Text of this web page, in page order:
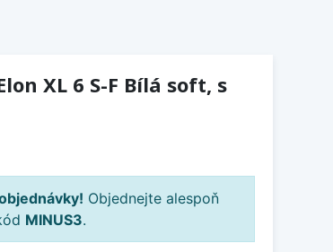
XL 6 S-F Bílá soft, s
Objednejte alespoň
MINUS3.